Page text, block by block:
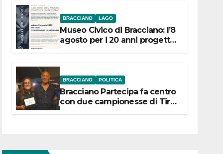
BRACCIANO LAGO
Museo Civico di Bracciano: l’8
agosto per i 20 anni progetto
BRACCIANO POLITICA
Bracciano Partecipa fa centro
con due campionesse di Tiro